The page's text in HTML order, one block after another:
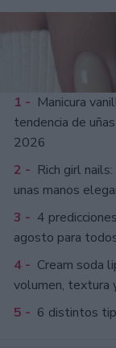
1 - Manicura
tendencia de
2026
2 - Rich girl
unas manos
3 - 4
agosto para
4 - Cream soda
volumen, textura
5 - 6 distintos